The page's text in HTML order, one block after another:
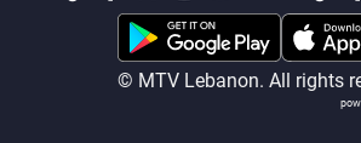
© MTV Lebanon. All rights